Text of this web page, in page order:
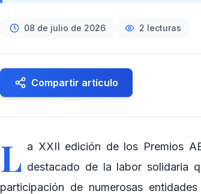
08 de julio de 2026 2 lecturas
Compartir artículo
L a XXII edición de los Premios
destacado de la labor solidaria
participación de numerosas